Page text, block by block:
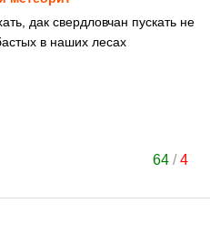
дак свердловчан пускать не
в наших лесах
64 /4